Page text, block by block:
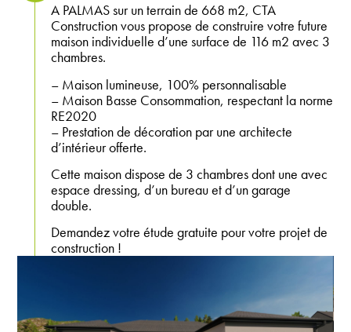
A PALMAS sur un terrain de 668 m2, CTA
Construction vous propose de construire votre future
maison individuelle d’une surface de 116 m2 avec 3
chambres.
– Maison lumineuse, 100% personnalisable
– Maison Basse Consommation, respectant la norme
RE2020
– Prestation de décoration par une architecte
d’intérieur offerte.
Cette maison dispose de 3 chambres dont une avec
espace dressing, d’un bureau et d’un garage
double.
Demandez votre étude gratuite pour votre projet de
construction !